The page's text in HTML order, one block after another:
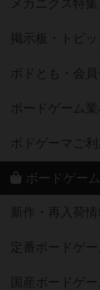
メカニクス特集
掲示板・トピッ
ボドとも・会員
ボードゲーム
ボドゲーマご
ボードゲー
新作・再入荷情
定番ボードゲ
国産ボードゲ